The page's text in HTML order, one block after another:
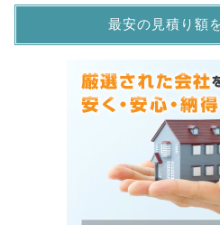
最安の見積り額